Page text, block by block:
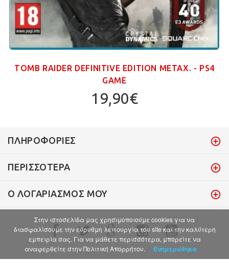
TOMB RAIDER DEFINITIVE EDITION ΜΕΤΑΧ. - PS4
GAME
19,90€
ΠΛΗΡΟΦΟΡΊΕΣ
ΠΕΡΙΣΣΌΤΕΡΑ
Ο ΛΟΓΑΡΙΑΣΜΌΣ ΜΟΥ
Στην ιστοσελίδα μας χρησιμοποιούμε cookies για να
διασφαλίσουμε την εύρυθμη λειτουργία του site και την καλύτερη
εμπειρία σας. Για να μάθετε περισσότερα, μπορείτε να
αναφερθείτε στην Πολιτική Απορρήτου.
Ενημερώθηκα